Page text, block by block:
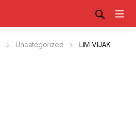
Uncategorized
LIM VIJAK